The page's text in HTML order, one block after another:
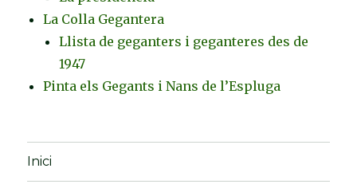
La Colla Gegantera
Llista de geganters i geganteres des de
1947
Pinta els Gegants i Nans de l’Espluga
Inici